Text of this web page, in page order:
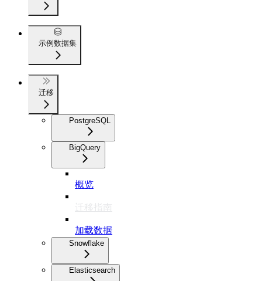
示例数据集
迁移
PostgreSQL
BigQuery
概览
迁移指南
加载数据
Snowflake
Elasticsearch